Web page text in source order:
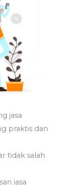
jasa
praktis dan
tidak salah
jasa